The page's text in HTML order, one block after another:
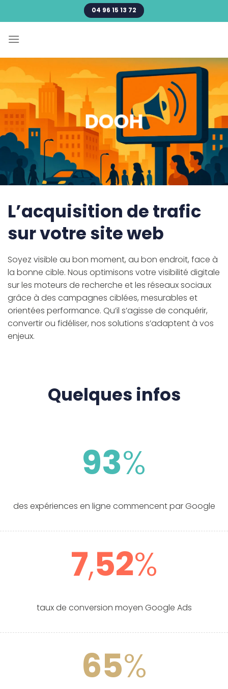
au
04 96 15 13 72
DOOH
L’acquisition de trafic
sur votre site web
Soyez visible au bon moment, au bon endroit, face à
la bonne cible. Nous optimisons votre visibilité digitale
sur les moteurs de recherche et les réseaux sociaux
grâce à des campagnes ciblées, mesurables et
orientées performance. Qu’il s’agisse de conquérir,
convertir ou fidéliser, nos solutions s’adaptent à vos
enjeux.
Quelques infos
93%
des expériences en ligne commencent par Google
7,52%
taux de conversion moyen Google Ads
65%